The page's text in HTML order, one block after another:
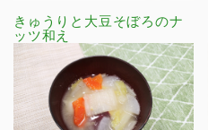
きゅうりと大豆そぼろのナ
ッツ和え